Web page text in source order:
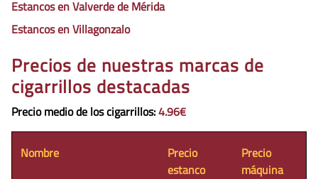
Estancos en Valverde de Mérida
Estancos en Villagonzalo
Precios de nuestras marcas de
cigarrillos destacadas
Precio medio de los cigarrillos:4.96€
Nombre
Precio
estanco
Precio
máquina